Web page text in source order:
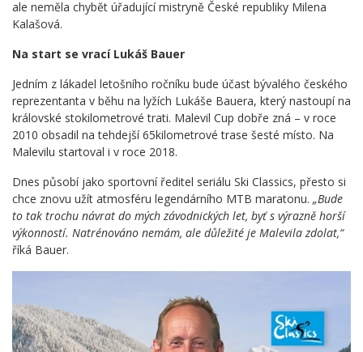
ale neměla chybět úřadující mistryně České republiky Milena
Kalašová.
Na start se vrací Lukáš Bauer
Jedním z lákadel letošního ročníku bude účast bývalého českého
reprezentanta v běhu na lyžích Lukáše Bauera, který nastoupí na
královské stokilometrové trati. Malevil Cup dobře zná – v roce
2010 obsadil na tehdejší 65kilometrové trase šesté místo. Na
Malevilu startoval i v roce 2018.
Dnes působí jako sportovní ředitel seriálu Ski Classics, přesto si
chce znovu užít atmosféru legendárního MTB maratonu. „Bude
to tak trochu návrat do mých závodnických let, byť s výrazně horší
výkonností. Natrénováno nemám, ale důležité je Malevila zdolat,“
říká Bauer.